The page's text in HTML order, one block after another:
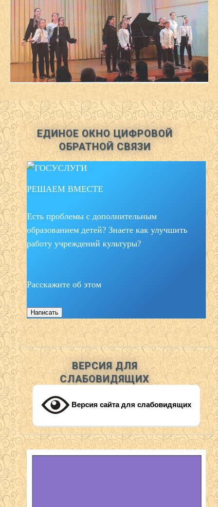
ЕДИНОЕ ОКНО ЦИФРОВОЙ
ОБРАТНОЙ СВЯЗИ
РЕШАЕМ ВМЕСТЕ
Есть проблемы с дополнительным
образованием детей? Знаете как улучшить
работу учреждений культуры?
Расскажите об этом
Написать
ВЕРСИЯ ДЛЯ
СЛАБОВИДЯЩИХ
Версия сайта для слабовидящих